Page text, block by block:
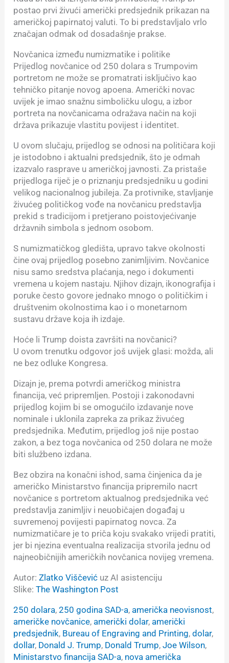
postao prvi živući američki predsjednik prikazan na
američkoj papirnatoj valuti. To bi predstavljalo vrlo
značajan odmak od dosadašnje prakse.
Novčanica između numizmatike i politike
Prijedlog novčanice od 250 dolara s Trumpovim
portretom ne može se promatrati isključivo kao
tehničko pitanje novog apoena. Američki novac
uvijek je imao snažnu simboličku ulogu, a izbor
portreta na novčanicama odražava način na koji
država prikazuje vlastitu povijest i identitet.
U ovom slučaju, prijedlog se odnosi na političara koji
je istodobno i aktualni predsjednik, što je odmah
izazvalo rasprave u američkoj javnosti. Za pristaše
prijedloga riječ je o priznanju predsjedniku u godini
velikog nacionalnog jubileja. Za protivnike, stavljanje
živućeg političkog vođe na novčanicu predstavlja
prekid s tradicijom i pretjerano poistovjećivanje
državnih simbola s jednom osobom.
S numizmatičkog gledišta, upravo takve okolnosti
čine ovaj prijedlog posebno zanimljivim. Novčanice
nisu samo sredstva plaćanja, nego i dokumenti
vremena u kojem nastaju. Njihov dizajn, ikonografija i
poruke često govore jednako mnogo o političkim i
društvenim okolnostima kao i o monetarnom
sustavu države koja ih izdaje.
Hoće li Trump doista završiti na novčanici?
U ovom trenutku odgovor još uvijek glasi: možda, ali
ne bez odluke Kongresa.
Dizajn je, prema potvrdi američkog ministra
financija, već pripremljen. Postoji i zakonodavni
prijedlog kojim bi se omogućilo izdavanje nove
nominale i uklonila zapreka za prikaz živućeg
predsjednika. Međutim, prijedlog još nije postao
zakon, a bez toga novčanica od 250 dolara ne može
biti službeno izdana.
Bez obzira na konačni ishod, sama činjenica da je
američko Ministarstvo financija pripremilo nacrt
novčanice s portretom aktualnog predsjednika već
predstavlja zanimljiv i neuobičajen događaj u
suvremenoj povijesti papirnatog novca. Za
numizmatičare je to priča koju svakako vrijedi pratiti,
jer bi njezina eventualna realizacija stvorila jednu od
najneobičnijih američkih novčanica novijeg vremena.
Autor:Zlatko Viščević uz AI asistenciju
Slike:The Washington Post
250 dolara, 250 godina SAD-a, američka neovisnost
američke novčanice, američki dolar, američki
predsjednik, Bureau of Engraving and Printing, dolar
dollar, Donald J. Trump, Donald Trump, Joe Wilson
Ministarstvo financija SAD-a, nova američka